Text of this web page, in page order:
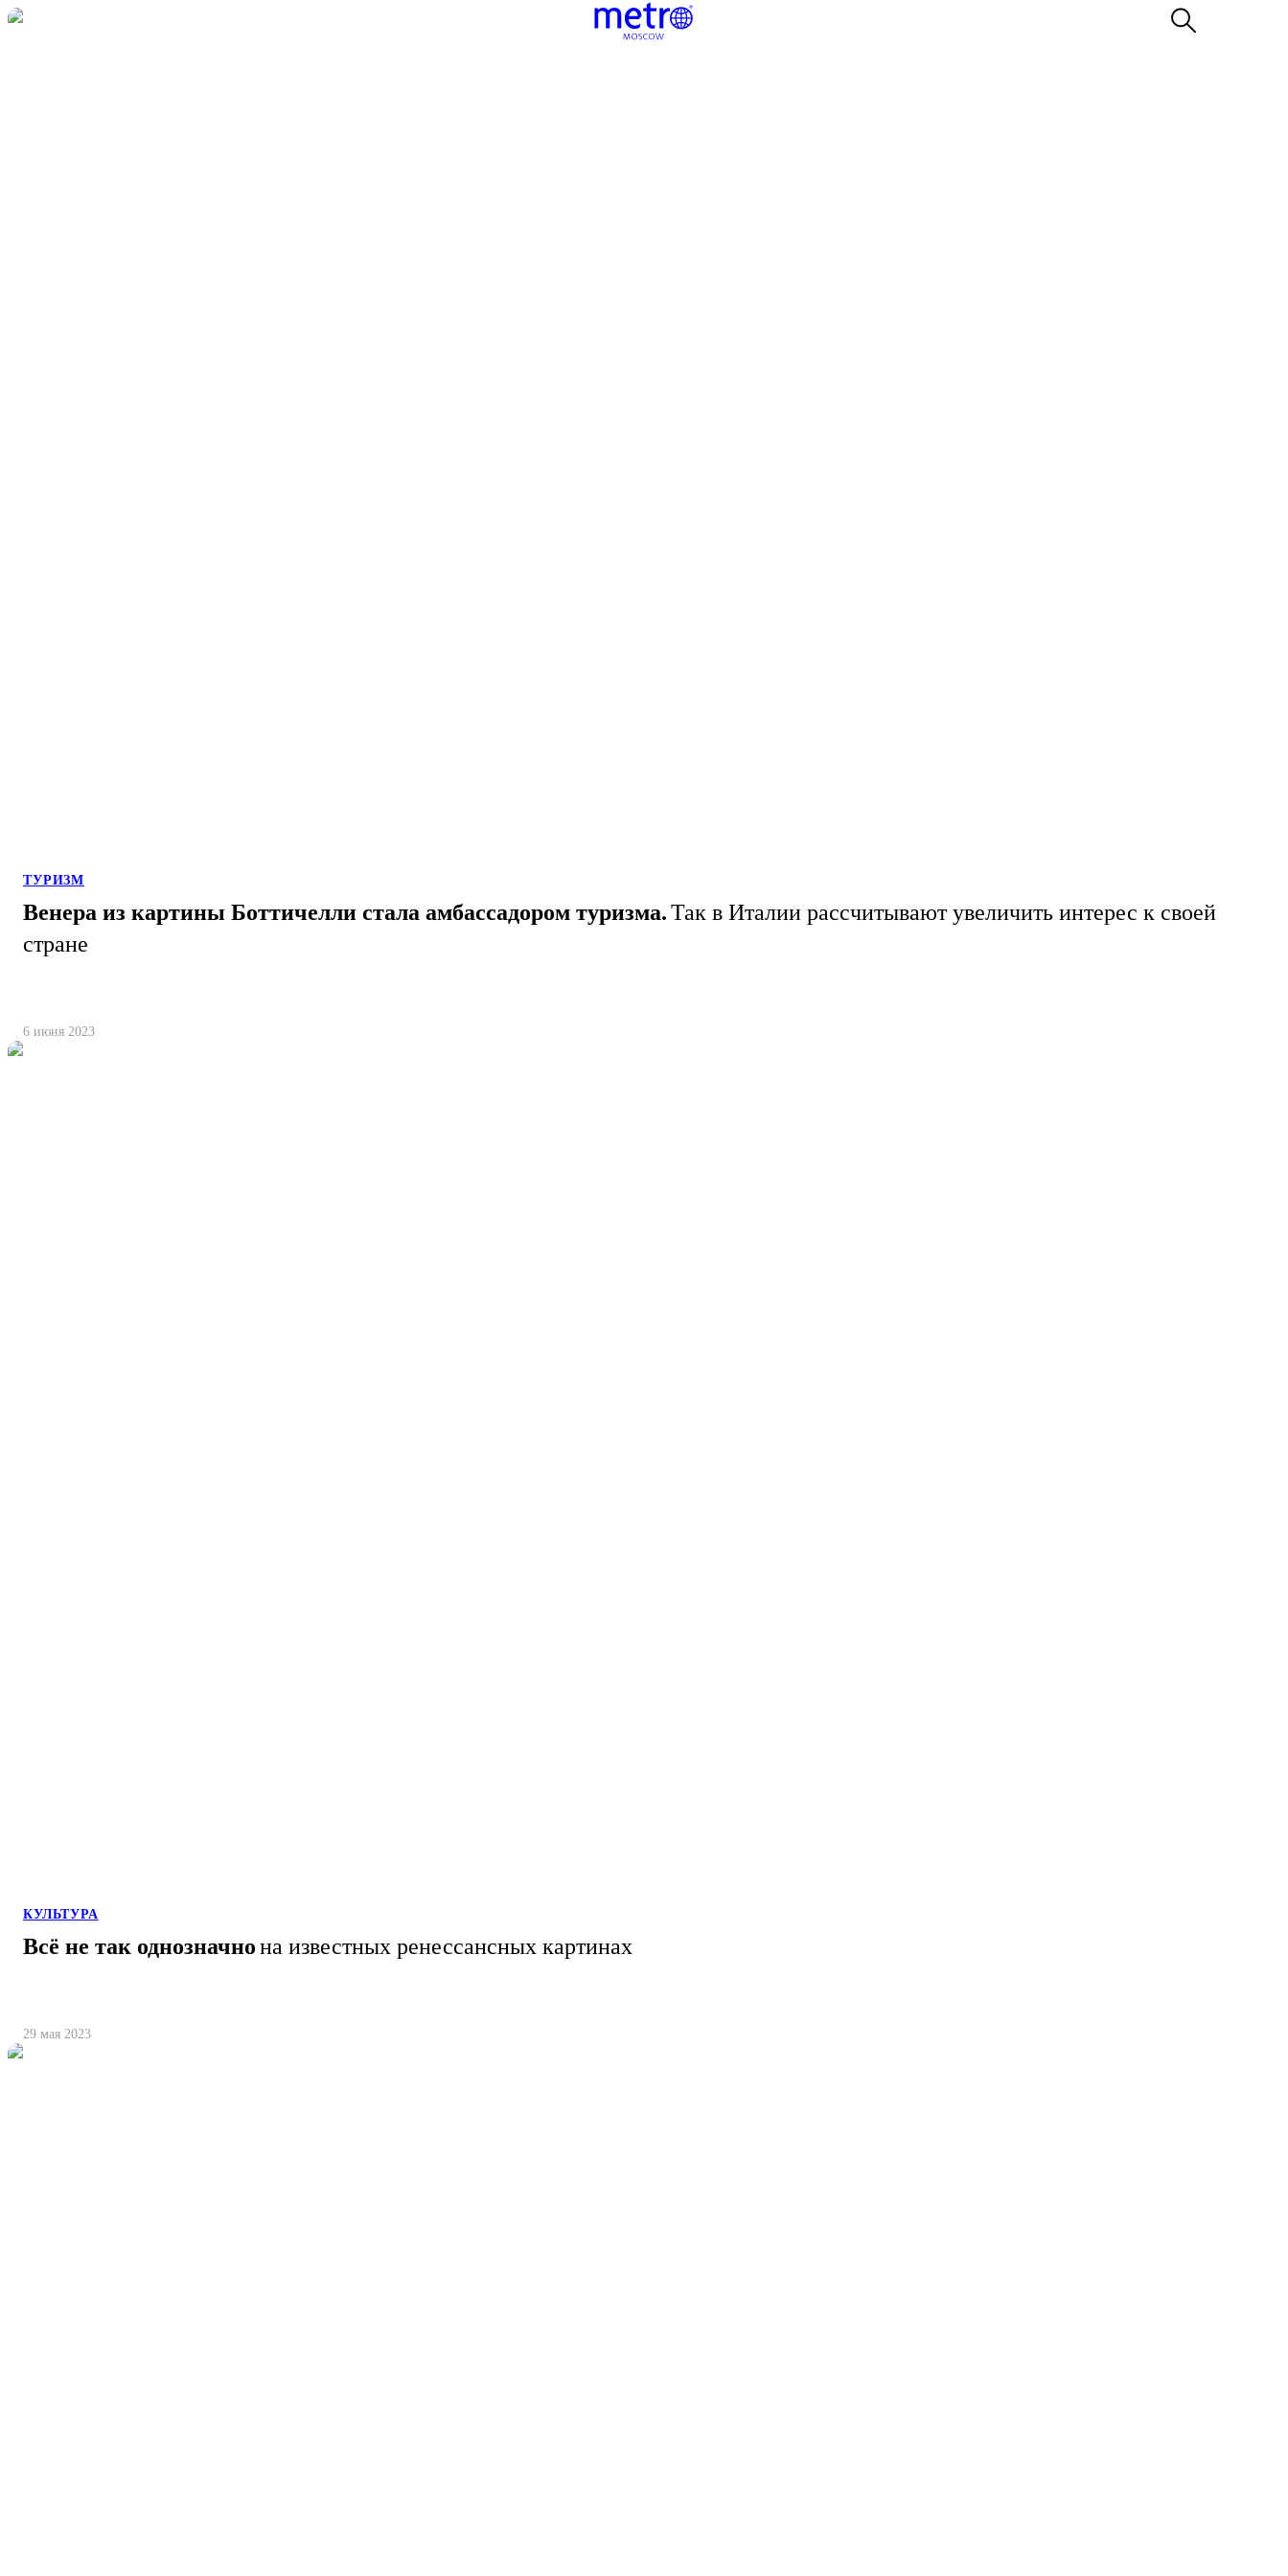
ТУРИЗМ
Венера из картины Боттичелли стала амбассадором туризма.Так в Италии рассчитывают увеличить интерес к своей
стране
6 июня 2023
КУЛЬТУРА
Всё не так однозначнона известных ренессансных картинах
29 мая 2023